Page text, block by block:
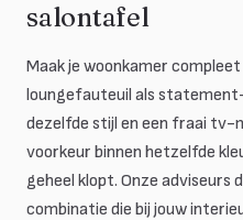
salontafel
Maak je woonkamer
loungefauteuil als
dezelfde stijl en een fraai tv-
voorkeur binnen hetzelfde
geheel klopt. Onze adviseurs
combinatie die bij jouw